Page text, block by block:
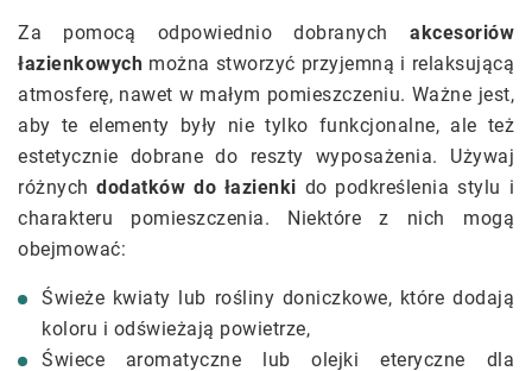
Za pomocą odpowiednio dobranych akcesoriów
łazienkowych można stworzyć przyjemną i relaksującą
atmosferę, nawet w małym pomieszczeniu. Ważne jest,
aby te elementy były nie tylko funkcjonalne, ale też
estetycznie dobrane do reszty wyposażenia. Używaj
różnychdodatków do łazienki do podkreślenia stylu i
charakteru pomieszczenia. Niektóre z nich mogą
obejmować:
Świeże kwiaty lub rośliny doniczkowe, które dodają
koloru i odświeżają powietrze,
Świece aromatyczne lub olejki eteryczne dla